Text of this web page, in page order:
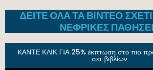
ΔΕΊΤΕ ΌΛΑ ΤΑ ΒΊΝΤΕΟ
ΝΕΦΡΙΚΈΣ
ΚΑΝΤΕ ΚΛΙΚ ΓΙΑ 25% έκπτωση στο πιο
σετ βιβλίων